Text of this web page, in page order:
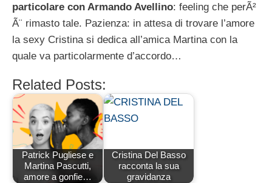
particolare con Armando Avellino: feeling che perÃ²
Ã¨ rimasto tale. Pazienza: in attesa di trovare l’amore
la sexy Cristina si dedica all’amica Martina con la
quale va particolarmente d’accordo…
Related Posts:
Patrick Pugliese e
Martina Pascutti,
amore a gonfie…
Cristina Del Basso
racconta la sua
gravidanza